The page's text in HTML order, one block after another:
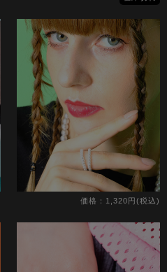
価格：1,320円(税込)